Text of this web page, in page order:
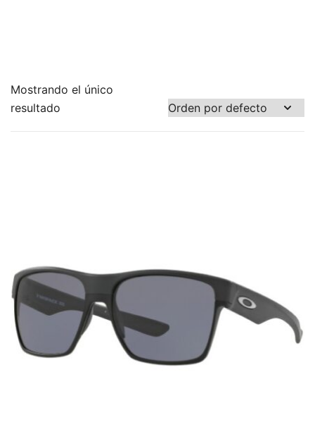
Mostrando el único
resultado